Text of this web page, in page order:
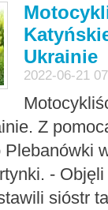
Ukrainie
2022-06-21
Z
-
sióstr